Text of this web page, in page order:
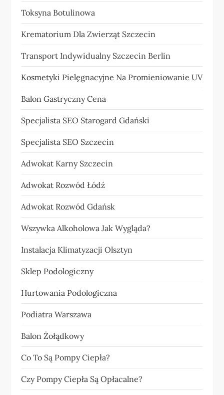
Toksyna Botulinowa
Krematorium Dla Zwierząt Szczecin
Transport Indywidualny Szczecin Berlin
Kosmetyki Pielęgnacyjne Na Promieniowanie UV
Balon Gastryczny Cena
Specjalista SEO Starogard Gdański
Specjalista SEO Szczecin
Adwokat Karny Szczecin
Adwokat Rozwód Łódź
Adwokat Rozwód Gdańsk
Wszywka Alkoholowa Jak Wygląda?
Instalacja Klimatyzacji Olsztyn
Sklep Podologiczny
Hurtowania Podologiczna
Podiatra Warszawa
Balon Żołądkowy
Co To Są Pompy Ciepła?
Czy Pompy Ciepła Są Opłacalne?